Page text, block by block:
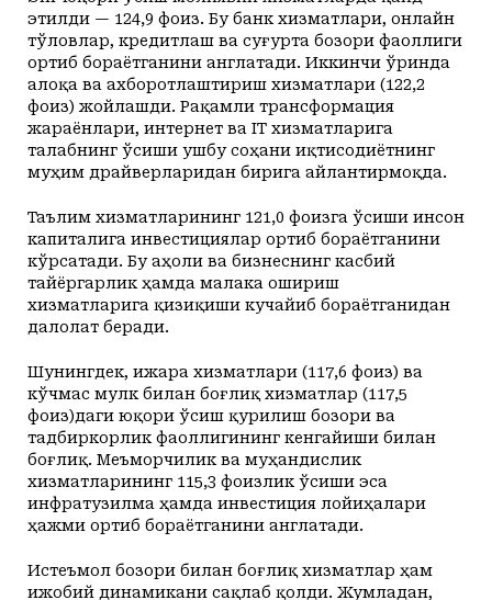
этилди — 124,9 фоиз. Бу банк хизматлари, онлайн
тўловлар, кредитлаш ва суғурта бозори фаоллиги
ортиб бораётганини англатади. Иккинчи ўринда
алоқа ва ахборотлаштириш хизматлари (122,2
фоиз) жойлашди. Рақамли трансформация
жараёнлари, интернет ва IT хизматларига
талабнинг ўсиши ушбу соҳани иқтисодиётнинг
муҳим драйверларидан бирига айлантирмоқда.
Таълим хизматларининг 121,0 фоизга ўсиши инсон
капиталига инвестициялар ортиб бораётганини
кўрсатади. Бу аҳоли ва бизнеснинг касбий
тайёргарлик ҳамда малака ошириш
хизматларига қизиқиши кучайиб бораётганидан
далолат беради.
Шунингдек, ижара хизматлари (117,6 фоиз) ва
кўчмас мулк билан боғлиқ хизматлар (117,5
фоиз)даги юқори ўсиш қурилиш бозори ва
тадбиркорлик фаоллигининг кенгайиши билан
боғлиқ. Меъморчилик ва муҳандислик
хизматларининг 115,3 фоизлик ўсиши эса
инфратузилма ҳамда инвестиция лойиҳалари
ҳажми ортиб бораётганини англатади.
Истеъмол бозори билан боғлиқ хизматлар ҳам
ижобий динамикани сақлаб қолди. Жумладан,